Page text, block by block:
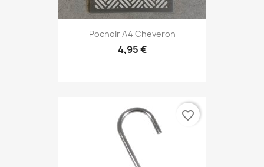
Pochoir A4 Cheveron
4,95 €
favorite_border